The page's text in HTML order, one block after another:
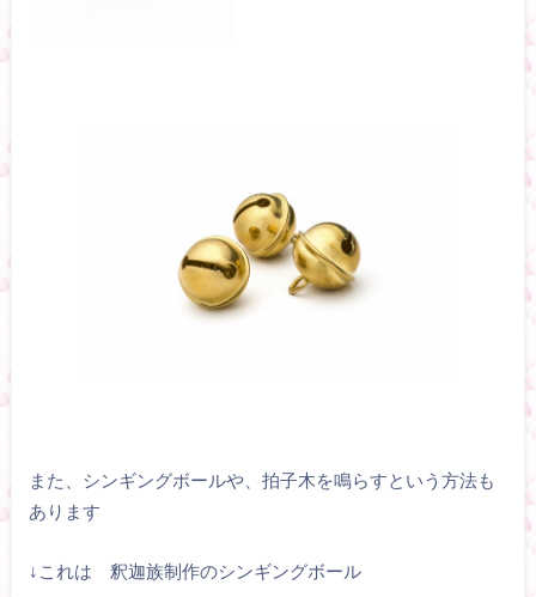
また、シンギングボールや、拍子木を鳴らすという方法も
あります
↓これは 釈迦族制作のシンギングボール